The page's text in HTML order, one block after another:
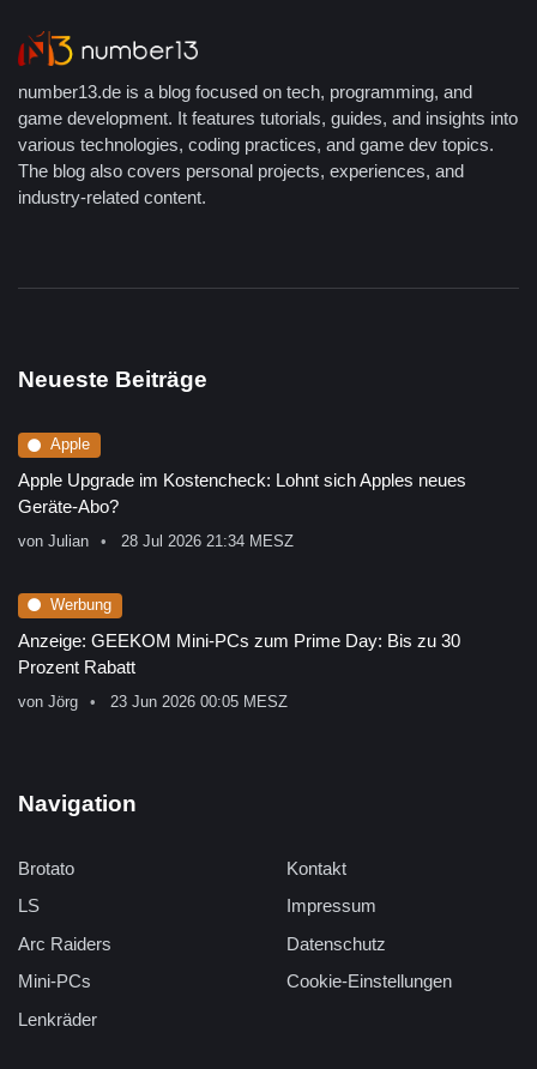
number13.de is a blog focused on tech, programming, and
game development. It features tutorials, guides, and insights into
various technologies, coding practices, and game dev topics.
The blog also covers personal projects, experiences, and
industry-related content.
Neueste Beiträge
Apple
Apple Upgrade im Kostencheck: Lohnt sich Apples neues
Geräte-Abo?
von Julian 28 Jul 2026 21:34 MESZ
Werbung
Anzeige: GEEKOM Mini-PCs zum Prime Day: Bis zu 30
Prozent Rabatt
von Jörg 23 Jun 2026 00:05 MESZ
Navigation
Brotato
LS
Arc Raiders
Mini-PCs
Lenkräder
Kontakt
Impressum
Datenschutz
Cookie-Einstellungen